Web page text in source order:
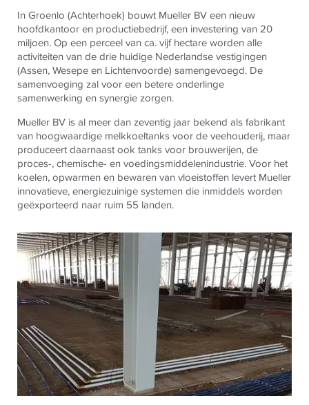
In Groenlo (Achterhoek) bouwt Mueller BV een nieuw
hoofdkantoor en productiebedrijf, een investering van 20
miljoen. Op een perceel van ca. vijf hectare worden alle
activiteiten van de drie huidige Nederlandse vestigingen
(Assen, Wesepe en Lichtenvoorde) samengevoegd. De
samenvoeging zal voor een betere onderlinge
samenwerking en synergie zorgen.
Mueller BV is al meer dan zeventig jaar bekend als fabrikant
van hoogwaardige melkkoeltanks voor de veehouderij, maar
produceert daarnaast ook tanks voor brouwerijen, de
proces-, chemische- en voedingsmiddelenindustrie. Voor het
koelen, opwarmen en bewaren van vloeistoffen levert Mueller
innovatieve, energiezuinige systemen die inmiddels worden
geëxporteerd naar ruim 55 landen.